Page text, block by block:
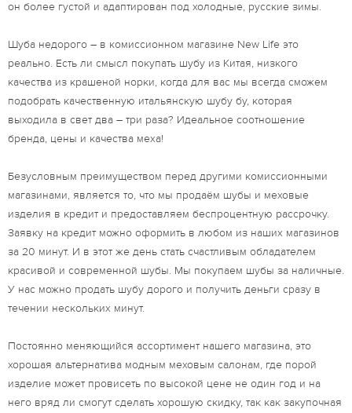
он более густой и адаптирован под холодные, русские зимы.
Шуба недорого – в комиссионном магазине New Life это
реально. Есть ли смысл покупать шубу из Китая, низкого
качества из крашеной норки, когда для вас мы всегда сможем
подобрать качественную итальянскую шубу бу, которая
выходила в свет два – три раза? Идеальное соотношение
бренда, цены и качества меха!
Безусловным преимуществом перед другими комиссионными
магазинами, является то, что мы продаём шубы и меховые
изделия в кредит и предоставляем беспроцентную рассрочку.
Заявку на кредит можно оформить в любом из наших магазинов
за 20 минут. И в этот же день стать счастливым обладателем
красивой и современной шубы. Мы покупаем шубы за наличные.
У нас можно продать шубу дорого и получить деньги сразу в
течении нескольких минут.
Постоянно меняющийся ассортимент нашего магазина, это
хорошая альтернатива модным меховым салонам, где порой
изделие может провисеть по высокой цене не один год и на
него вряд ли смогут сделать хорошую скидку, так как закупочная